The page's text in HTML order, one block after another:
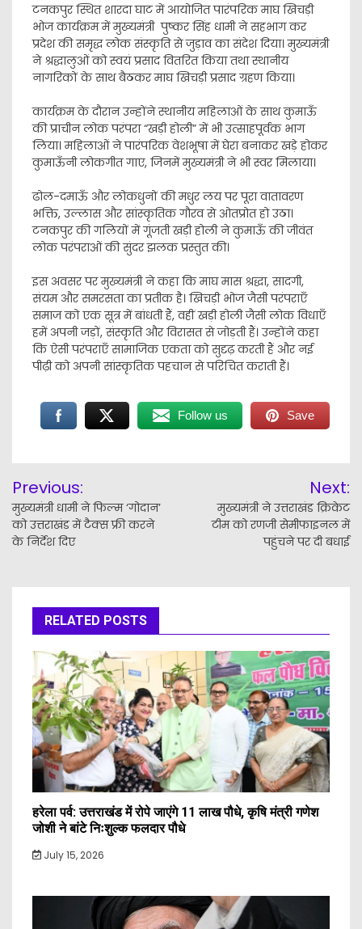
टनकपुर स्थित शारदा घाट में आयोजित पारंपरिक माघ खिचड़ी
भोज कार्यक्रम में मुख्यमंत्री पुष्कर सिंह धामी ने सहभाग कर
प्रदेश की समृद्ध लोक संस्कृति से जुड़ाव का संदेश दिया। मुख्यमंत्री
ने श्रद्धालुओं को स्वयं प्रसाद वितरित किया तथा स्थानीय
नागरिकों के साथ बैठकर माघ खिचड़ी प्रसाद ग्रहण किया।
कार्यक्रम के दौरान उन्होंने स्थानीय महिलाओं के साथ कुमाऊँ
की प्राचीन लोक परंपरा “खड़ी होली” में भी उत्साहपूर्वक भाग
लिया। महिलाओं ने पारंपरिक वेशभूषा में घेरा बनाकर खड़े होकर
कुमाऊँनी लोकगीत गाए, जिनमें मुख्यमंत्री ने भी स्वर मिलाया।
ढोल-दमाऊँ और लोकधुनों की मधुर लय पर पूरा वातावरण
भक्ति, उल्लास और सांस्कृतिक गौरव से ओतप्रोत हो उठा।
टनकपुर की गलियों में गूंजती खड़ी होली ने कुमाऊँ की जीवंत
लोक परंपराओं की सुंदर झलक प्रस्तुत की।
इस अवसर पर मुख्यमंत्री ने कहा कि माघ मास श्रद्धा, सादगी,
संयम और समरसता का प्रतीक है। खिचड़ी भोज जैसी परंपराएँ
समाज को एक सूत्र में बांधती हैं, वहीं खड़ी होली जैसी लोक विधाएँ
हमें अपनी जड़ों, संस्कृति और विरासत से जोड़ती हैं। उन्होंने कहा
कि ऐसी परंपराएँ सामाजिक एकता को सुदृढ़ करती हैं और नई
पीढ़ी को अपनी सांस्कृतिक पहचान से परिचित कराती हैं।
Follow us Save
navigation
Previous:
मुख्यमंत्री धामी ने फिल्म ‘गोदान’
को उत्तराखंड में टैक्स फ्री करने
के निर्देश दिए
Next:
मुख्यमंत्री ने उत्तराखंड क्रिकेट
टीम को रणजी सेमीफाइनल में
पहुंचने पर दी बधाई
RELATED POSTS
हरेला पर्व: उत्तराखंड में रोपे जाएंगे 11 लाख पौधे, कृषि मंत्री गणेश
जोशी ने बांटे निःशुल्क फलदार पौधे
July 15, 2026